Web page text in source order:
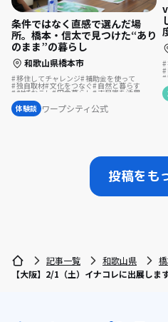
条件ではなく直感で選んだ場
所。橋本・信太で見つけた“あり
のまま”の暮らし
和歌山県橋本市
移住してチャレンジ 補助金を使って
独自取材 文化をつなぐ 自然と暮らす
地域おこし 田舎暮らし 古民家を活用
歴史をつむぐ
リノベーション・リフォームして
体験談 ワープシティ公式
投稿をも
記事一覧 和歌山県
【大阪】2/1（土）イナコレに出展しま